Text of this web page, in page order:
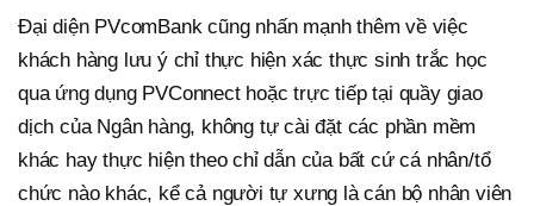
Đại diện PVcomBank cũng nhấn mạnh thêm về việc
khách hàng lưu ý chỉ thực hiện xác thực sinh trắc học
qua ứng dụng PVConnect hoặc trực tiếp tại quầy giao
dịch của Ngân hàng, không tự cài đặt các phần mềm
khác hay thực hiện theo chỉ dẫn của bất cứ cá nhân/tổ
chức nào khác, kể cả người tự xưng là cán bộ nhân viên